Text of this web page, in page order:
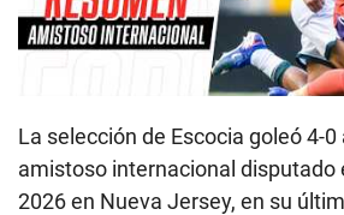
La selección de Escocia goleó 4-0
amistoso internacional disputado
2026 en Nueva Jersey, en su